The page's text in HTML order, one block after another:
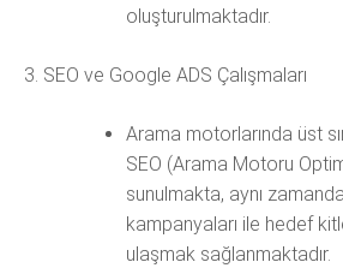
oluşturulmaktadır.
SEO ve Google ADS Çalışmaları
Arama motorlarında üst
SEO (Arama Motoru
sunulmakta, aynı
kampanyaları ile hedef
ulaşmak sağlanmaktadır.